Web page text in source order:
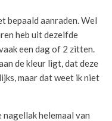
bepaald aanraden. Wel
heb uit dezelfde
een dag of 2 zitten.
de kleur ligt, dat deze
maar dat weet ik niet
helemaal van